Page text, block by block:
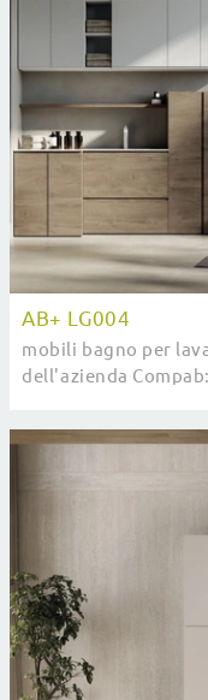
AB+ LG004
mobili bagno per
dell'azienda